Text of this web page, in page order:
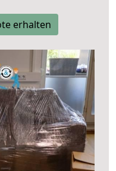
erhalten